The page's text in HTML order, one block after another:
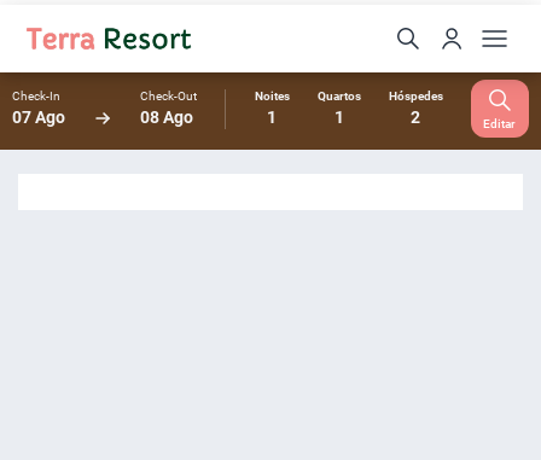
Check-In
07 Ago
Check-Out
08 Ago
Noites
1
Quartos
1
Hóspedes
2 Editar